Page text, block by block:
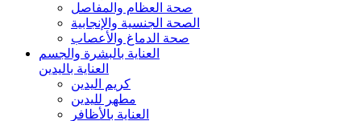
صحة العظام والمفاصل
الصحة الجنسية والإنجابية
صحة الدماغ والأعصاب
العناية بالبشرة والجسم
العناية باليدين
كريم اليدين
مطهر لليدين
العناية بالأظافر